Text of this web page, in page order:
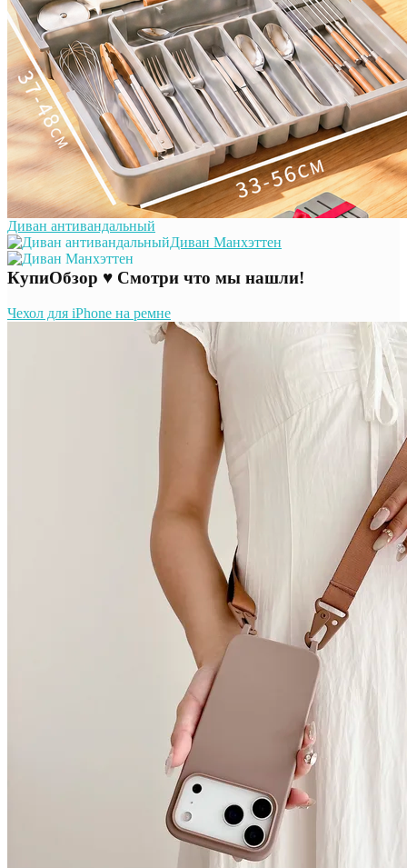
Диван антивандальный
Диван Манхэттен
КупиОбзор ♥ Смотри что мы нашли!
Чехол для iPhone на ремне